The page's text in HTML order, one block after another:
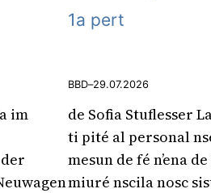
im
1a pert
BBD–29.07.2026
de Sofia Stuflesser
ti pité al personal
mesun de fé n’ena
miuré nscila nosc